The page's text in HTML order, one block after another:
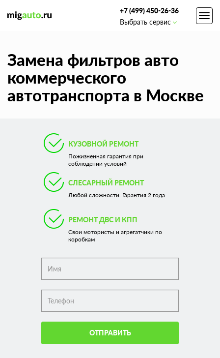
+7 (499) 450-26-36
Выбрать сервис
Замена фильтров авто
коммерческого
автотранспорта в Москве
КУЗОВНОЙ РЕМОНТ
Пожизненная гарантия при
соблюдении условий
СЛЕСАРНЫЙ РЕМОНТ
Любой сложности. Гарантия 2 года
РЕМОНТ ДВС И КПП
Свои мотористы и агрегатчики по
коробкам
ОТПРАВИТЬ